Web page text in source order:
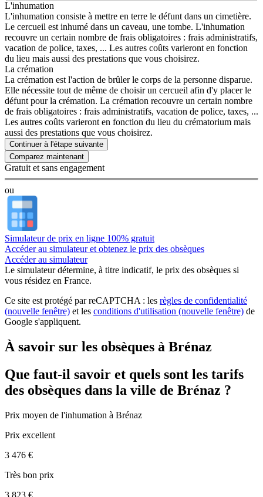
L'inhumation
L'inhumation consiste à mettre en terre le défunt dans un cimetière.
Le cercueil est inhumé dans un caveau, une tombe. L'inhumation
recouvre un certain nombre de frais obligatoires : frais administratifs,
vacation de police, taxes, ... Les autres coûts varieront en fonction
du lieu mais aussi des prestations que vous choisirez.
La crémation
La crémation est l'action de brûler le corps de la personne disparue.
Elle nécessite tout de même de choisir un cercueil afin d'y placer le
défunt pour la crémation. La crémation recouvre un certain nombre
de frais obligatoires : frais administratifs, vacation de police, taxes, ...
Les autres coûts varieront en fonction du lieu du crématorium mais
aussi des prestations que vous choisirez.
Continuer à l'étape suivante
Gratuit et sans engagement
ou
Simulateur de prix en ligne 100% gratuit
Accéder au simulateur et obtenez le prix des obsèques
Accéder au simulateur
Le simulateurdétermine, à titre indicatif, le prix des obsèques si
vous résidez en France.
Ce site est protégé par reCAPTCHA : les règles de confidentialité
(nouvelle fenêtre) et les conditions d'utilisation (nouvelle fenêtre) de
Google s'appliquent.
À savoir sur les obsèques à Brénaz
Que faut-il savoir et quels sont les tarifs
des obsèques dans la ville de Brénaz ?
Prix moyen de l'inhumation à Brénaz
Prix excellent
3 476 €
Très bon prix
3 823 €